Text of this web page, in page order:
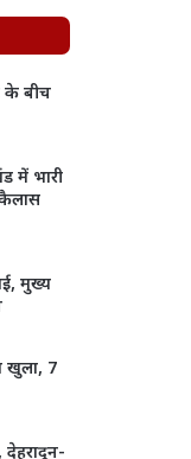
के बीच
में भारी
मुख्य
खुला, 7